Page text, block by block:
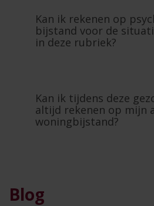
Kan ik rekenen op
bijstand voor de
in deze rubriek?
Kan ik tijdens deze
altijd rekenen op mijn
woningbijstand?
Blog